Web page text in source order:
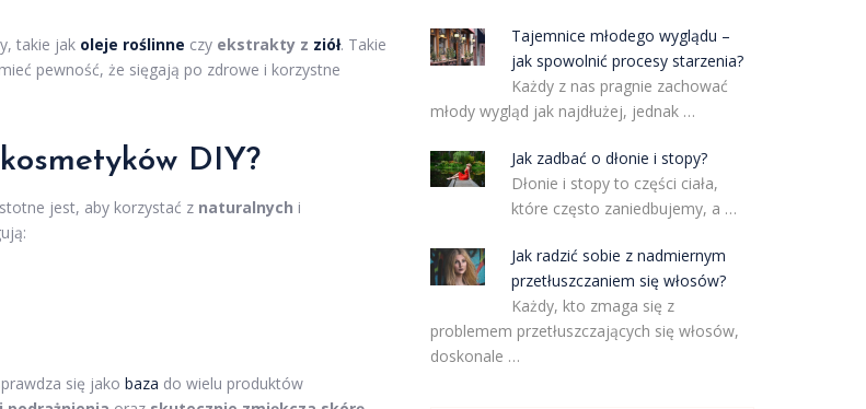
takie jak oleje roślinne czy ekstrakty z ziół. Takie
pewność, że sięgają po zdrowe i korzystne
DIY?
jest, aby korzystać z naturalnych i
się jako baza do wielu produktów
Tajemnice młodego wyglądu –
jak spowolnić procesy starzenia?
Każdy z nas pragnie zachować
młody wygląd jak najdłużej, jednak …
Jak zadbać o dłonie i stopy?
Dłonie i stopy to części ciała,
które często zaniedbujemy, a …
Jak radzić sobie z nadmiernym
przetłuszczaniem się włosów?
Każdy, kto zmaga się z
problemem przetłuszczających się włosów,
doskonale …